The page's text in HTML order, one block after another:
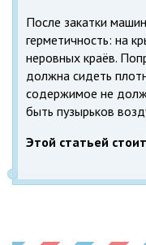
После закатки
герметичность: на
неровных краёв.
должна сидеть
содержимое не
быть пузырьков
Этой статьей